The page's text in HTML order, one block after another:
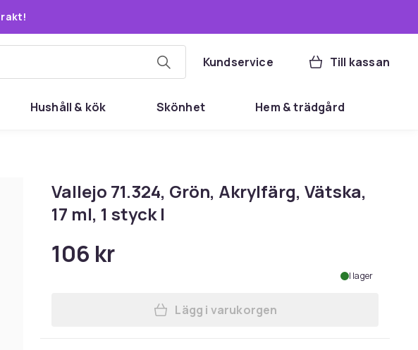
Kundservice Till kassan
Hushåll & kök Skönhet Hem & trädgård
Vallejo 71.324, Grön, Akrylfärg, Vätska,
17 ml, 1 styck |
106 kr
I lager
Lägg till Vallejo 71.324, Grön,
Lägg i varukorgen